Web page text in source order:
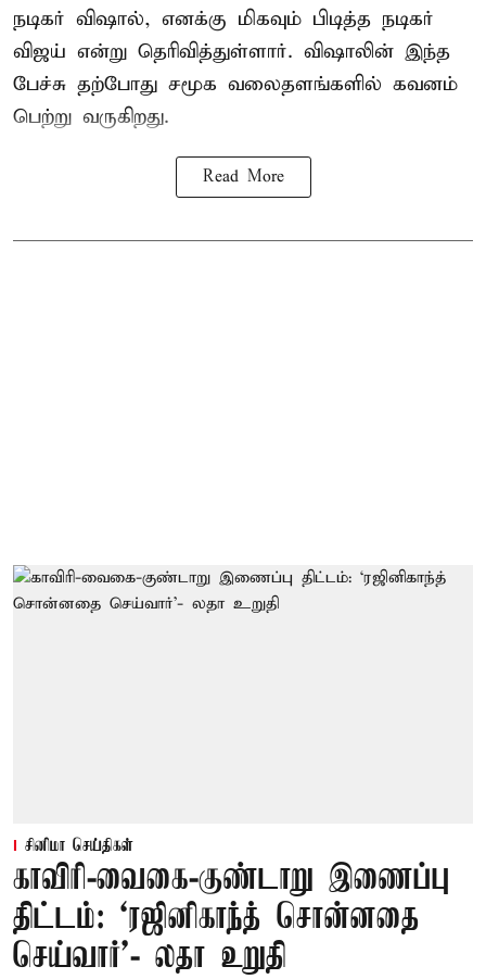
நடிகர் விஷால், எனக்கு மிகவும் பிடித்த நடிகர்
விஜய் என்று தெரிவித்துள்ளார். விஷாலின் இந்த
பேச்சு தற்போது சமூக வலைதளங்களில் கவனம்
பெற்று வருகிறது.
Read More
சினிமா செய்திகள்
காவிரி-வைகை-குண்டாறு இணைப்பு
திட்டம்: ‘ரஜினிகாந்த் சொன்னதை
செய்வார்’- லதா உறுதி